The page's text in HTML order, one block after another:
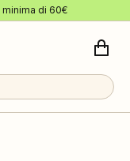
di 60€